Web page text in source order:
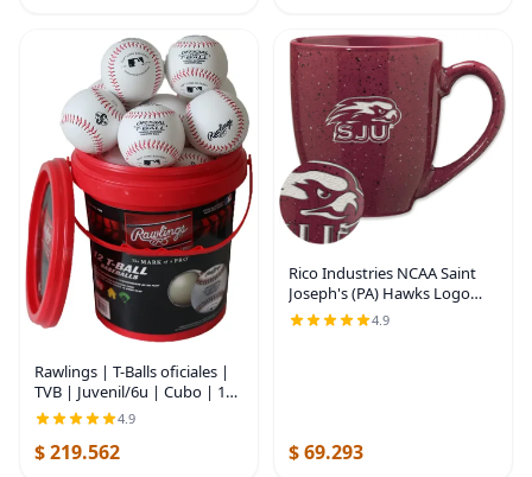
Rawlings | T-Balls oficiales |
TVB | Juvenil/6u | Cubo | 12
unidades | Núcleo de goma
blanco
4.9
$ 219.562
Rico Industries NCAA Saint
Joseph's (PA) Hawks Logo
Principal Color Marrón 16 oz
Logotipo del Equipo de Color
4.9
$ 69.293